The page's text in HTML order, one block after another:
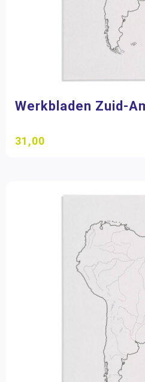
Werkbladen Zuid-
31,00